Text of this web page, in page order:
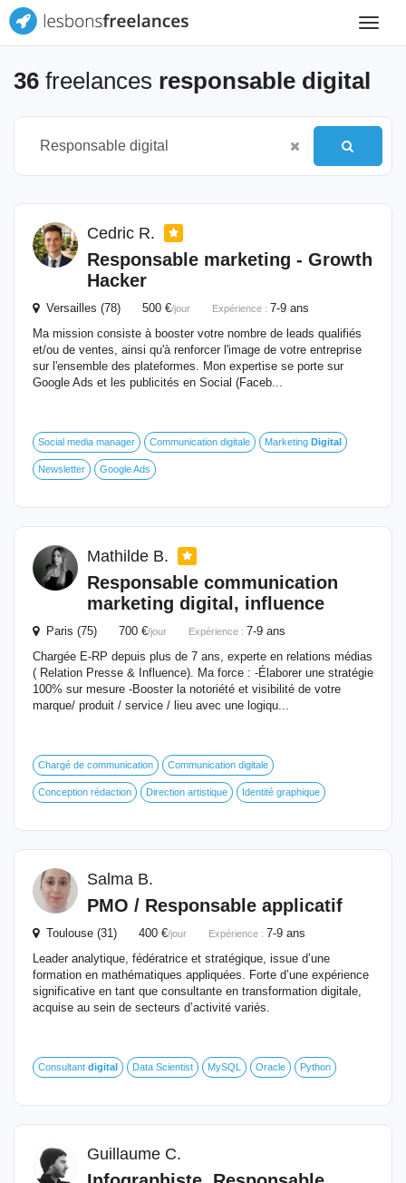
Toggle
36 freelances responsable digital
Cedric R.
Responsable marketing - Growth
Hacker
Versailles (78) 500 €/jour Expérience : 7-9 ans
Ma mission consiste à booster votre nombre de leads qualifiés
et/ou de ventes, ainsi qu'à renforcer l'image de votre entreprise
sur l'ensemble des plateformes. Mon expertise se porte sur
Google Ads et les publicités en Social (Faceb...
Social media manager Communication digitale Marketing Digital
Newsletter Google Ads
Mathilde B.
Responsable communication
marketing digital , influence
Paris (75) 700 €/jour Expérience : 7-9 ans
Chargée E-RP depuis plus de 7 ans, experte en relations médias
( Relation Presse & Influence). Ma force : -Élaborer une stratégie
100% sur mesure -Booster la notoriété et visibilité de votre
marque/ produit / service / lieu avec une logiqu...
Chargé de communication Communication digitale
Conception rédaction Direction artistique Identité graphique
Salma B.
PMO / Responsable applicatif
Toulouse (31) 400 €/jour Expérience : 7-9 ans
Leader analytique, fédératrice et stratégique, issue d’une
formation en mathématiques appliquées. Forte d’une expérience
significative en tant que consultante en transformation digitale,
acquise au sein de secteurs d’activité variés.
Consultant digital Data Scientist MySQL Oracle Python
Guillaume C.